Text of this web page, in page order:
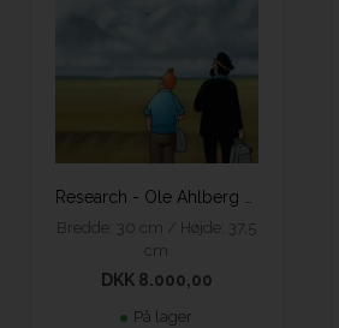
Bredde: 30 cm / Højde: 37,5
cm
DKK 8.000,00
På lager